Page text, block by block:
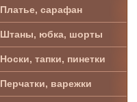
Платье, сарафан
Штаны, юбка, шорты
Носки, тапки, пинетки
Перчатки, варежки